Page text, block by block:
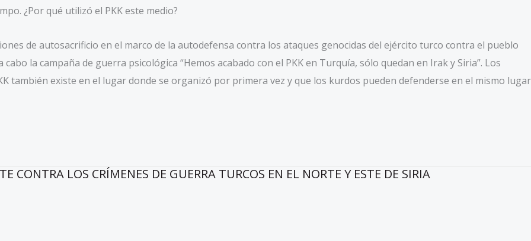
¿Por qué utilizó el PKK este medio?
de autosacrificio en el marco de la autodefensa contra los ataques genocidas del ejército turco contra el pueblo
la campaña de guerra psicológica “Hemos acabado con el PKK en Turquía, sólo quedan en Irak y Siria”. Los
también existe en el lugar donde se organizó por primera vez y que los kurdos pueden defenderse en el mismo lugar
LOS CRÍMENES DE GUERRA TURCOS EN EL NORTE Y ESTE DE SIRIA